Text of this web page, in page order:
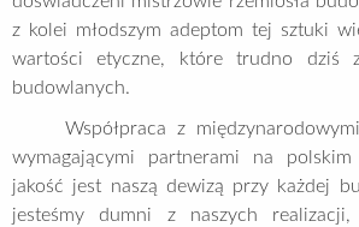
z kolei młodszym adeptom tej sztuki
wartości etyczne, które trudno dziś
budowlanych.
Współpraca z międzynarodowymi
wymagającymi partnerami na
jakość jest naszą dewizą przy każdej
jesteśmy dumni z naszych